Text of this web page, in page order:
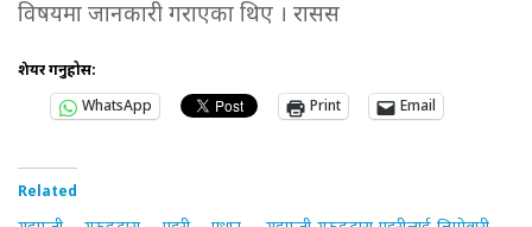
विषयमा जानकारी गराएका थिए । रासस
शेयर गर्नुहोस:
WhatsApp
Print Email
Related